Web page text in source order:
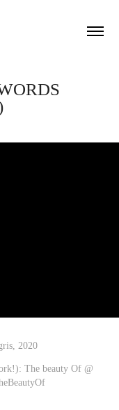
2020
The beauty Of @